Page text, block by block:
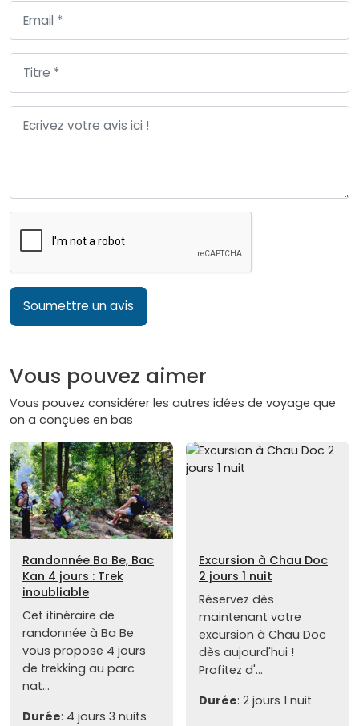
Soumettre un avis
Vous pouvez aimer
Vous pouvez considérer les autres idées de voyage que
on a conçues en bas
Randonnée Ba Be, Bac
Kan 4 jours : Trek
inoubliable
Cet itinéraire de
randonnée à Ba Be
vous propose 4 jours
de trekking au parc
nat...
Durée: 4 jours 3 nuits
Excursion à Chau Doc
2 jours 1 nuit
Réservez dès
maintenant votre
excursion à Chau Doc
dès aujourd'hui !
Profitez d'...
Durée: 2 jours 1 nuit